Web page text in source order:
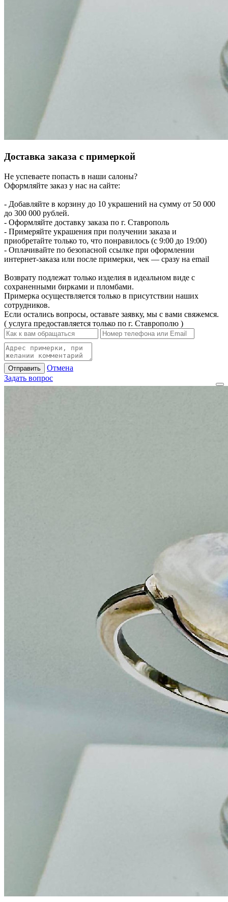
Доставка заказа с примеркой
Не успеваете попасть в наши салоны?
Оформляйте заказ у нас на сайте:
- Добавляйте в корзину до 10 украшений на сумму от 50 000
до 300 000 рублей.
- Оформляйте доставку заказа по г. Ставрополь
- Примеряйте украшения при получении заказа и
приобретайте только то, что понравилось (с 9:00 до 19:00)
- Оплачивайте по безопасной ссылке при оформлении
интернет-заказа или после примерки, чек — сразу на email
Возврату подлежат только изделия в идеальном виде с
сохраненными бирками и пломбами.
Примерка осуществляется только в присутствии наших
сотрудников.
Если остались вопросы, оставьте заявку, мы с вами свяжемся.
( услуга предоставляется только по г. Ставрополю )
Отправить
Отмена
Задать вопрос